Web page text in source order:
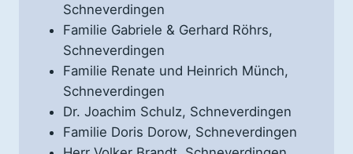
Schneverdingen
Familie Gabriele & Gerhard Röhrs,
Schneverdingen
Familie Renate und Heinrich Münch,
Schneverdingen
Dr. Joachim Schulz, Schneverdingen
Familie Doris Dorow, Schneverdingen